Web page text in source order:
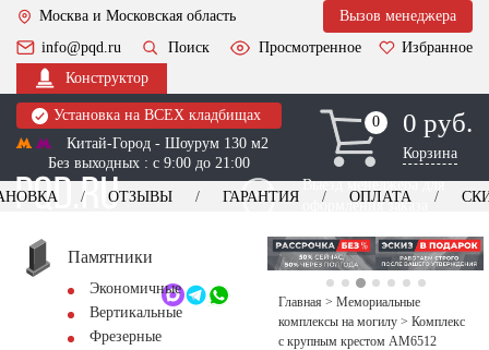
Москва и Московская область
Вызов менеджера
info@pqd.ru
Поиск Просмотренное
Избранное
Конструктор
Установка на ВСЕХ кладбищах
Китай-Город - Шоурум 130 м2
Без выходных : с 9:00 до 21:00
0
0 0 руб.
Корзина
Выезд менеджера для
оформления заказа
+7 (495) 518-44-23
Обратный звонок
ОТЗЫВЫ ГАРАНТИЯ ОПЛАТА
Памятники
Экономичные
Вертикальные
Фрезерные
Главная > Мемориальные
комплексы на могилу > Комплекс
с крупным крестом AM6512